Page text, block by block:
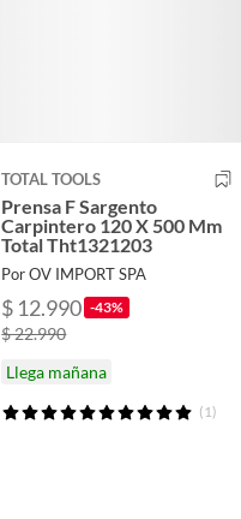
TOTAL TOOLS
Prensa F Sargento
Carpintero 120 X 500 Mm
Total Tht1321203
Por OV IMPORT SPA
$ 12.990 -43%
$ 22.990
Llega mañana
(1)